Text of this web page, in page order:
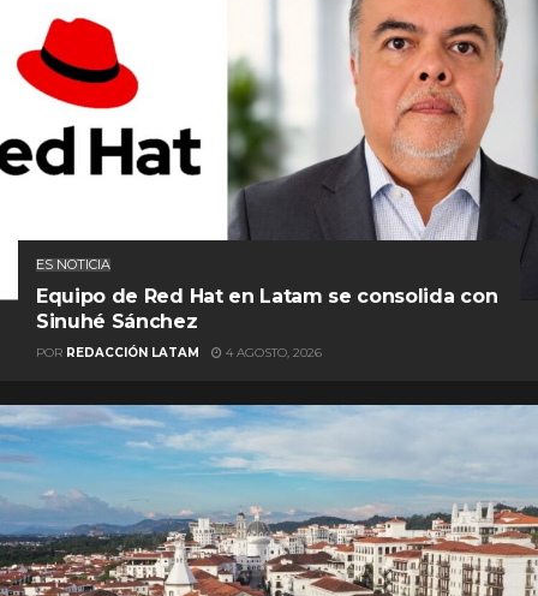
ES NOTICIA
Equipo de Red Hat en Latam se consolida con
Sinuhé Sánchez
POR REDACCIÓN LATAM 4 AGOSTO, 2026